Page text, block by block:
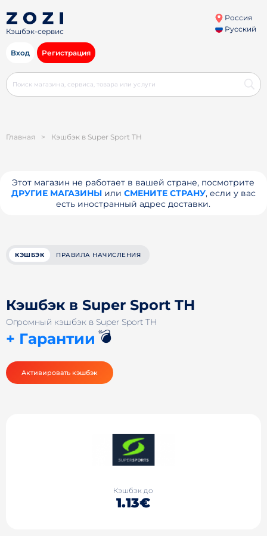
Кэшбэк-сервис
Россия
Русский
Вход Регистрация
Главная > Кэшбэк в Super Sport TH
Этот магазин не работает в вашей стране, посмотрите
ДРУГИЕ МАГАЗИНЫили СМЕНИТЕ СТРАНУ, если у вас
есть иностранный адрес доставки.
КЭШБЭК ПРАВИЛА НАЧИСЛЕНИЯ
Кэшбэк в Super Sport TH
Огромный кэшбэк в Super Sport TH
+ Гарантии 💣
Активировать кэшбэк
Кэшбэк до
1.13€